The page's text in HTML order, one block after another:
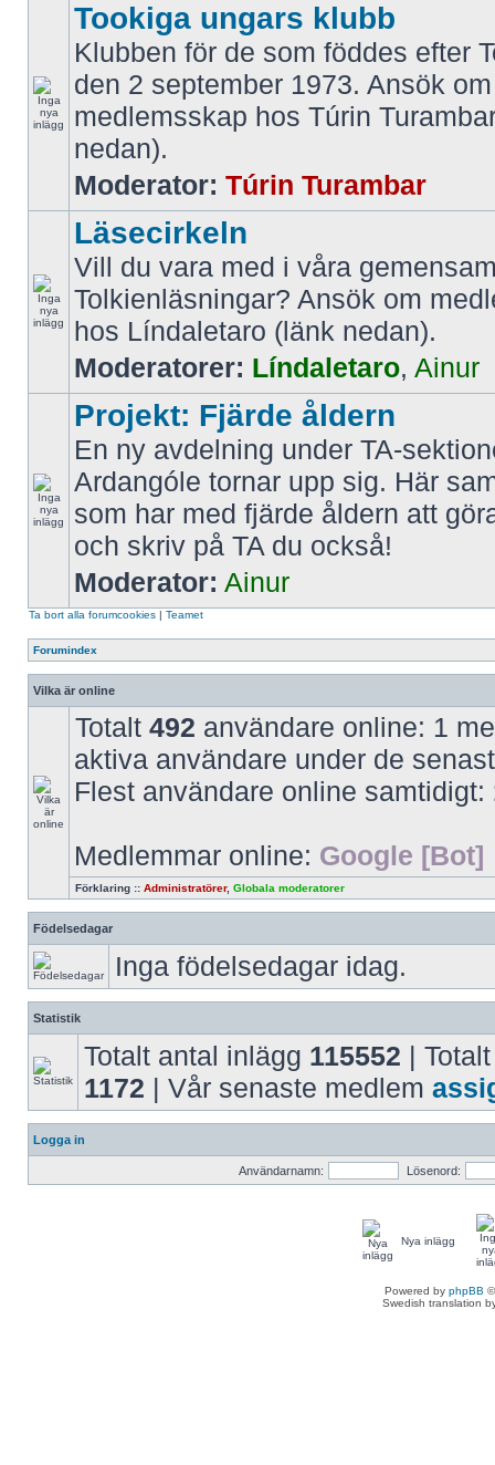
Tookiga ungars klubb
Klubben för de som föddes efter
den 2 september 1973. Ansök om
medlemsskap hos Túrin
nedan).
Moderator: Túrin Turambar
Läsecirkeln
Vill du vara med i våra
Tolkienläsningar? Ansök om
hos Líndaletaro (länk nedan).
Moderatorer: Líndaletaro, Ainur
Projekt: Fjärde åldern
En ny avdelning under TA-
Ardangóle tornar upp sig. Här
som har med fjärde åldern att
och skriv på TA du också!
Moderator: Ainur
Ta bort alla forumcookies | Teamet
Forumindex
Vilka är online
Totalt 492 användare online: 1
aktiva användare under de
Flest användare online samtidigt:
Medlemmar online: Google [Bot]
Förklaring :: Administratörer, Globala moderatorer
Födelsedagar
Inga födelsedagar idag.
Statistik
Totalt antal inlägg 115552 |
1172 | Vår senaste medlem
Logga in
Användarnamn: Lösenord:
Nya inlägg
Powered by phpBB
Swedish translation